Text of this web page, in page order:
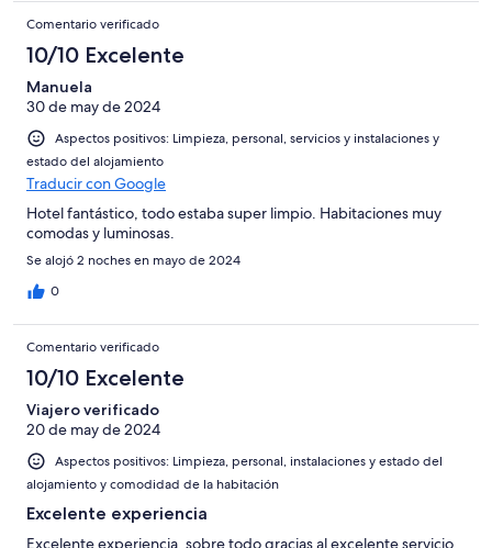
Comentario verificado
10/10 Excelente
Manuela
30 de may de 2024
Aspectos positivos: Limpieza, personal, servicios y instalaciones y
estado del alojamiento
Traducir con Google
Hotel fantástico, todo estaba super limpio. Habitaciones muy
comodas y luminosas.
Se alojó 2 noches en mayo de 2024
0
Comentario verificado
10/10 Excelente
Viajero verificado
20 de may de 2024
Aspectos positivos: Limpieza, personal, instalaciones y estado del
alojamiento y comodidad de la habitación
Excelente experiencia
Excelente experiencia, sobre todo gracias al excelente servicio